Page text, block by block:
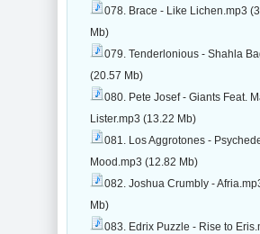
078. Brace - Like Lichen.mp3
Mb)
079. Tenderlonious - Shahla
(20.57 Mb)
080. Pete Josef - Giants Feat.
Lister.mp3 (13.22 Mb)
081. Los Aggrotones -
Mood.mp3 (12.82 Mb)
082. Joshua Crumbly -
Mb)
083. Edrix Puzzle - Rise to